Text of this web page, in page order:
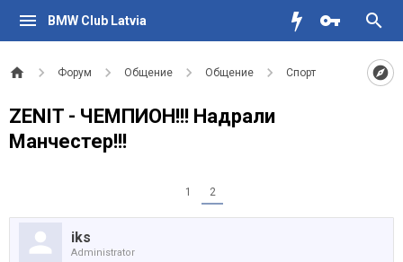
BMW Club Latvia
Форум Общение Общение Спорт
ZENIT - ЧЕМПИОН!!! Надрали
Манчестер!!!
1 2
iks
Administrator